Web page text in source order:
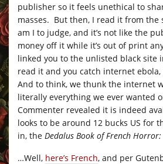
publisher so it feels unethical to
masses. But then, I read it from the
am I to judge, and it’s not like the
money off it while it’s out of print
linked you to the unlisted black site
read it and you catch internet ebola,
And to think, we thunk the internet
literally everything we ever wanted
Commenter revealed it is indeed
looks to be around 12 bucks US for
in, the Dedalus Book of French
…Well, here’s French, and per